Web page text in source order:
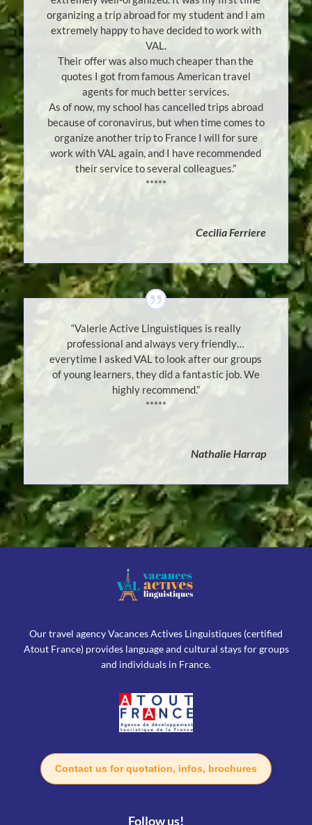
organizing a trip abroad for my student and I am
extremely happy to have decided to work with
VAL.
Their offer was also much cheaper than the
quotes I got from famous American travel
agents for much better services.
As of now, my school has cancelled trips abroad
because of coronavirus, but when time comes to
organize another trip to France I will for sure
work with VAL again, and I have recommended
their service to several colleagues.”
*****
Cecilia Ferriere
“Valerie Active Linguistiques is really
professional and always very friendly…
everytime I asked VAL to look after our groups
of young learners, they did a fantastic job. We
highly recommend.”
*****
Nathalie Harrap
Our travel agency Vacances Actives Linguistiques (certified
Atout France) provides language and cultural stays for groups
and individuals in France.
Contact us for quotation, infos, brochures
Follow us!